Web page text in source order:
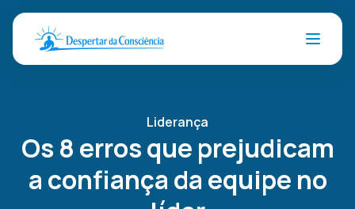
Liderança
Os 8 erros que prejudicam
a confiança da equipe no